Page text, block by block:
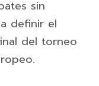
sin
definir el
del torneo